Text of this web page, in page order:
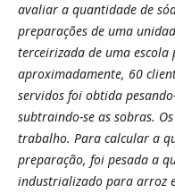
avaliar a quantidade de
preparações de uma
terceirizada de uma escola
aproximadamente, 60
servidos foi obtida
subtraindo-se as sobras.
trabalho. Para calcular a
preparação, foi pesada a
industrializado para arroz